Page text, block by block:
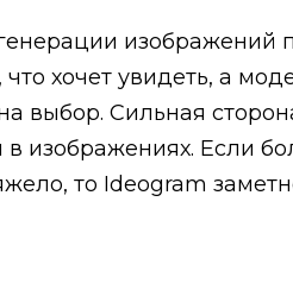
изображений
хочет увидеть, а
выбор. Сильная
в изображениях. Если
то Ideogram